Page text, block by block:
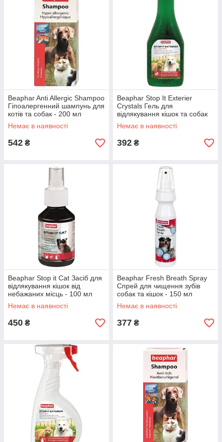
Beaphar Anti Allergic Shampoo
Гіпоалергенний шампунь для
котів та собак - 200 мл
Немає в наявності
542 ₴
Beaphar Stop It Exterier
Crystals Гель для
відлякування кішок та собак
на вулиці - 480 мл
Немає в наявності
392 ₴
Beaphar Stop it Cat Засіб для
відлякування кішок від
небажаних місць - 100 мл
Немає в наявності
450 ₴
Beaphar Fresh Breath Spray
Спрей для чищення зубів
собак та кішок - 150 мл
Немає в наявності
377 ₴